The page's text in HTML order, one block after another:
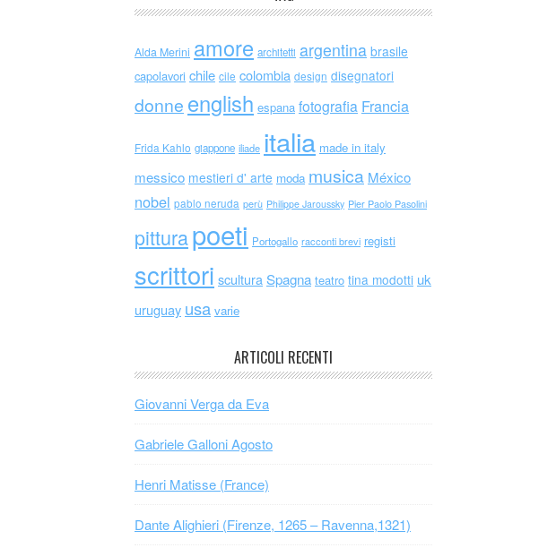
Alda Merini amore architetti argentina brasile
capolavori chile cile colombia design disegnatori
donne english espana fotografia Francia
Frida Kahlo giappone iliade italia made in italy
messico mestieri d' arte moda musica México
nobel pablo neruda perù Philippe Jaroussky Pier Paolo Pasolini
pitturapoeti Portogallo racconti brevi registi
scrittori scultura Spagna teatro tina modotti uk
uruguay usa varie
ARTICOLI RECENTI
Giovanni Verga da Eva
Gabriele Galloni Agosto
Henri Matisse (France)
Dante Alighieri (Firenze, 1265 – Ravenna,1321)